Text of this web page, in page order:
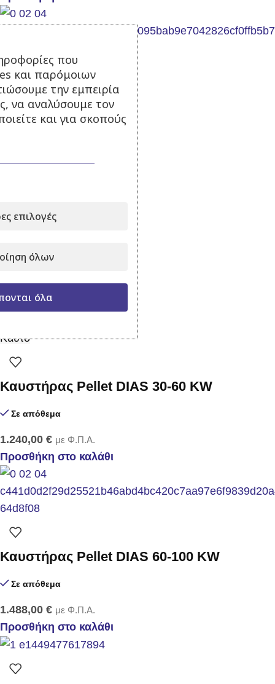
Λέβητας DIAS 60
Σε απόθεμα
Προσθήκη στο καλάθι
Σε απόθεμα
1.200,00€ με Φ.Π.Α.
Προσθήκη στο καλάθι
Καυτό
Καυστήρας Pellet DIAS 30-60 KW
Σε απόθεμα
1.240,00 € με Φ.Π.Α.
Προσθήκη στο καλάθι
Καυστήρας Pellet DIAS 60-100 KW
Σε απόθεμα
1.488,00 € με Φ.Π.Α.
Προσθήκη στο καλάθι
που
και παρόμοιων
την εμπειρία
να αναλύσουμε τον
και για σκοπούς
επιλογές
όλων
όλα